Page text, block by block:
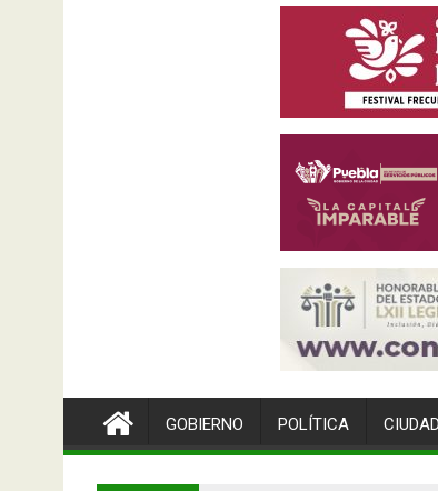
GOBIERNO POLÍTICA CIUDAD